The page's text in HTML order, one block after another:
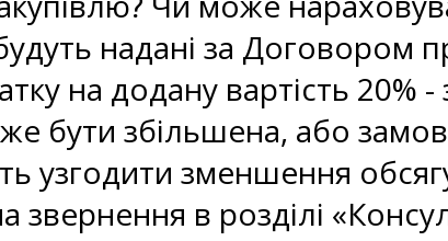
надані за Договором
на додану вартість 20%
бути збільшена, або
узгодити зменшення обсягу
звернення в розділі